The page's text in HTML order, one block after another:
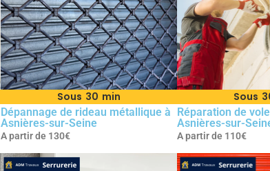
Sous 30 min
Dépannage de rideau métallique à
Asnières-sur-Seine
A partir de 130€
Sous
Réparation de
Asnières-sur-
A partir de 110€